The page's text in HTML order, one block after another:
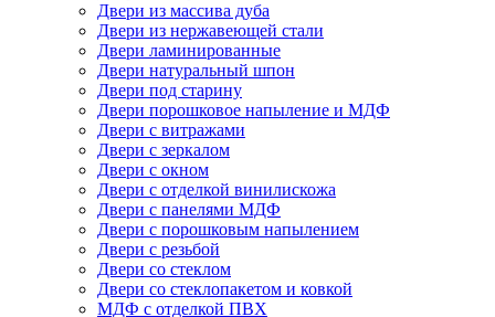
Двери из массива дуба
Двери из нержавеющей стали
Двери ламинированные
Двери натуральный шпон
Двери под старину
Двери порошковое напыление и МДФ
Двери с витражами
Двери с зеркалом
Двери с окном
Двери с отделкой винилискожа
Двери с панелями МДФ
Двери с порошковым напылением
Двери с резьбой
Двери со стеклом
Двери со стеклопакетом и ковкой
МДФ с отделкой ПВХ